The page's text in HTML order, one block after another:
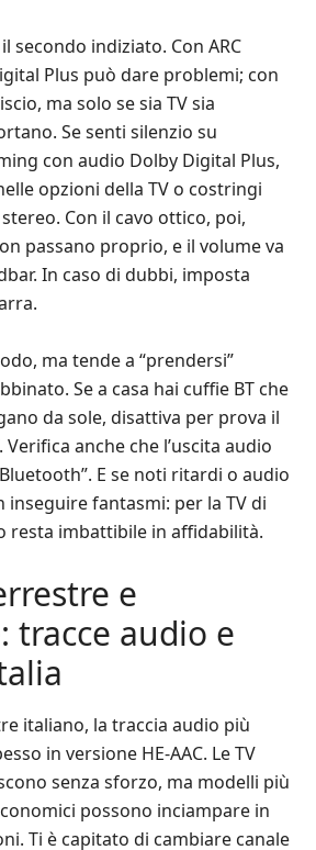
secondo indiziato. Con ARC
Plus può dare problemi; con
ma solo se sia TV sia
Se senti silenzio su
con audio Dolby Digital Plus,
opzioni della TV o costringi
Con il cavo ottico, poi,
passano proprio, e il volume va
In caso di dubbi, imposta
ma tende a “prendersi”
Se a casa hai cuffie BT che
da sole, disattiva per prova il
anche che l’uscita audio
E se noti ritardi o audio
inseguire fantasmi: per la TV di
resta imbattibile in affidabilità.
e
tracce audio e
italiano, la traccia audio più
in versione HE‑AAC. Le TV
senza sforzo, ma modelli più
possono inciampare in
Ti è capitato di cambiare canale